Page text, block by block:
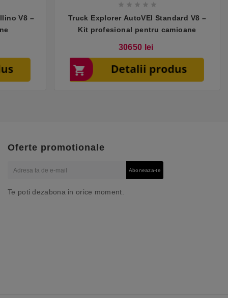
V8 –
    
Truck Explorer AutoVEI Standard V8 –
Kit profesional pentru camioane
30650 lei
Oferte promotionale
Aboneaza-te
Te poti dezabona in orice moment.